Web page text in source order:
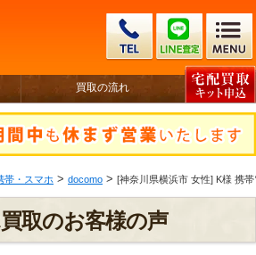
買取の流れ
帯・スマホ > docomo > [神奈川県横浜市 女性] K様 携
取のお客様の声